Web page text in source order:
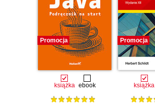
Promocja
książka ebook
Promocja
książka